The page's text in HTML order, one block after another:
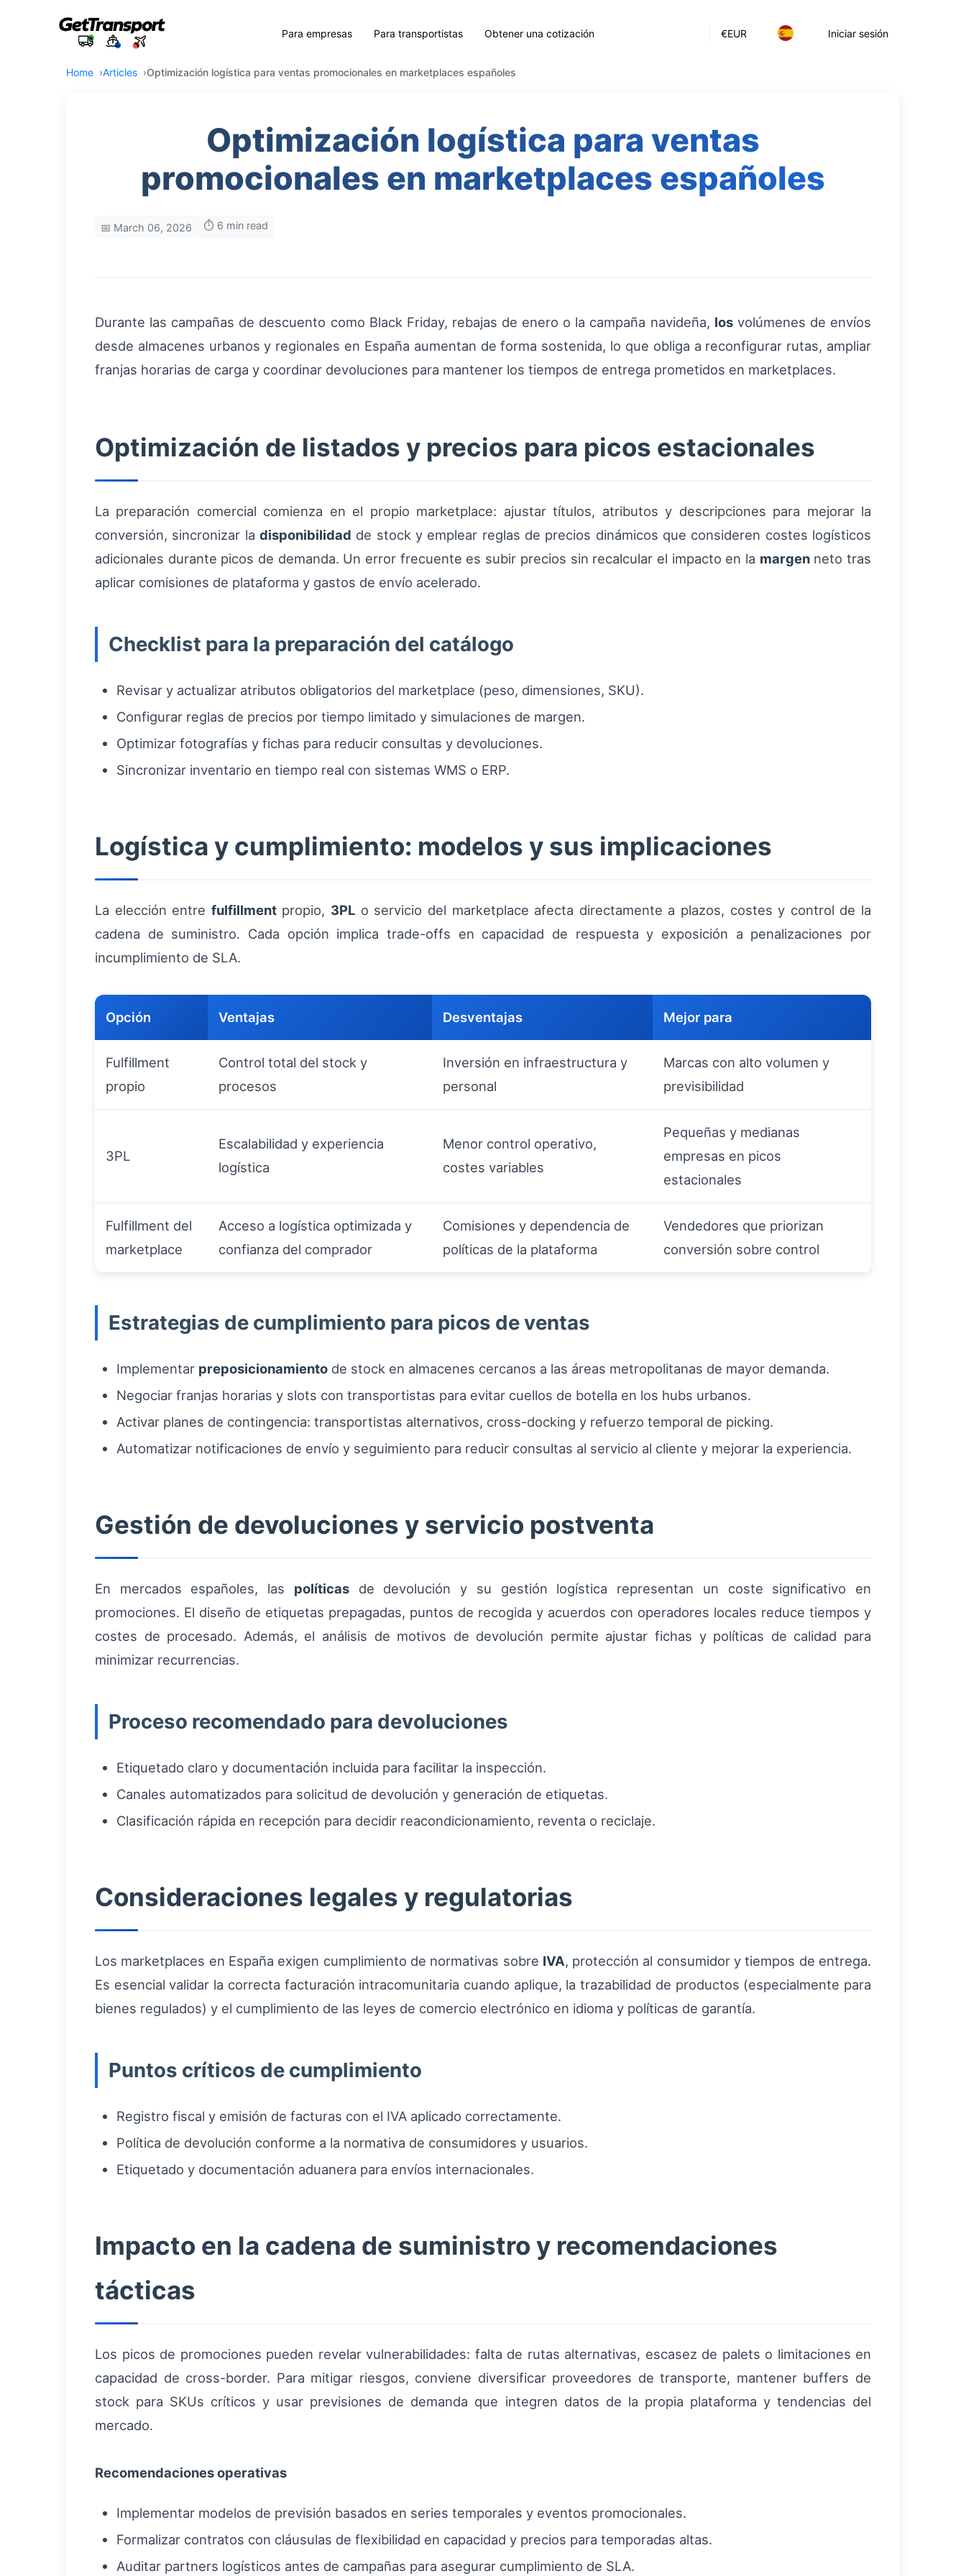
€EUR Iniciar sesión
Para empresas Para transportistas Obtener una cotización
Home Articles Optimización logística para ventas promocionales en marketplaces españoles
Optimización logística para ventas
promocionales en marketplaces españoles
📅 March 06, 2026 ⏱️ 6 min read
Durante las campañas de descuento como Black Friday, rebajas de enero o la campaña navideña, losvolúmenes de envíos
desde almacenes urbanos y regionales en España aumentan de forma sostenida, lo que obliga a reconfigurar rutas, ampliar
franjas horarias de carga y coordinar devoluciones para mantener los tiempos de entrega prometidos en marketplaces.
Optimización de listados y precios para picos estacionales
La preparación comercial comienza en el propio marketplace: ajustar títulos, atributos y descripciones para mejorar la
conversión, sincronizar la disponibilidad de stock y emplear reglas de precios dinámicos que consideren costes logísticos
adicionales durante picos de demanda. Un error frecuente es subir precios sin recalcular el impacto en la margenneto tras
aplicar comisiones de plataforma y gastos de envío acelerado.
Checklist para la preparación del catálogo
Revisar y actualizar atributos obligatorios del marketplace (peso, dimensiones, SKU).
Configurar reglas de precios por tiempo limitado y simulaciones de margen.
Optimizar fotografías y fichas para reducir consultas y devoluciones.
Sincronizar inventario en tiempo real con sistemas WMS o ERP.
Logística y cumplimiento: modelos y sus implicaciones
La elección entre fulfillmentpropio, 3PL o servicio del marketplace afecta directamente a plazos, costes y control de la
cadena de suministro. Cada opción implica trade-offs en capacidad de respuesta y exposición a penalizaciones por
incumplimiento de SLA.
Opción Ventajas Desventajas Mejor para
Fulfillment
propio
Control total del stock y
procesos
Inversión en infraestructura y
personal
Marcas con alto volumen y
previsibilidad
3PL
Escalabilidad y experiencia
logística
Menor control operativo,
costes variables
Pequeñas y medianas
empresas en picos
estacionales
Fulfillment del
marketplace
Acceso a logística optimizada y
confianza del comprador
Comisiones y dependencia de
políticas de la plataforma
Vendedores que priorizan
conversión sobre control
Estrategias de cumplimiento para picos de ventas
Implementar preposicionamiento de stock en almacenes cercanos a las áreas metropolitanas de mayor demanda.
Negociar franjas horarias y slots con transportistas para evitar cuellos de botella en los hubs urbanos.
Activar planes de contingencia: transportistas alternativos, cross-docking y refuerzo temporal de picking.
Automatizar notificaciones de envío y seguimiento para reducir consultas al servicio al cliente y mejorar la experiencia.
Gestión de devoluciones y servicio postventa
En mercados españoles, las políticasde devolución y su gestión logística representan un coste significativo en
promociones. El diseño de etiquetas prepagadas, puntos de recogida y acuerdos con operadores locales reduce tiempos y
costes de procesado. Además, el análisis de motivos de devolución permite ajustar fichas y políticas de calidad para
minimizar recurrencias.
Proceso recomendado para devoluciones
Etiquetado claro y documentación incluida para facilitar la inspección.
Canales automatizados para solicitud de devolución y generación de etiquetas.
Clasificación rápida en recepción para decidir reacondicionamiento, reventa o reciclaje.
Consideraciones legales y regulatorias
Los marketplaces en España exigen cumplimiento de normativas sobre IVA, protección al consumidor y tiempos de entrega.
Es esencial validar la correcta facturación intracomunitaria cuando aplique, la trazabilidad de productos (especialmente para
bienes regulados) y el cumplimiento de las leyes de comercio electrónico en idioma y políticas de garantía.
Puntos críticos de cumplimiento
Registro fiscal y emisión de facturas con el IVA aplicado correctamente.
Política de devolución conforme a la normativa de consumidores y usuarios.
Etiquetado y documentación aduanera para envíos internacionales.
Impacto en la cadena de suministro y recomendaciones
tácticas
Los picos de promociones pueden revelar vulnerabilidades: falta de rutas alternativas, escasez de palets o limitaciones en
capacidad de cross-border. Para mitigar riesgos, conviene diversificar proveedores de transporte, mantener buffers de
stock para SKUs críticos y usar previsiones de demanda que integren datos de la propia plataforma y tendencias del
mercado.
Recomendaciones operativas
Implementar modelos de previsión basados en series temporales y eventos promocionales.
Formalizar contratos con cláusulas de flexibilidad en capacidad y precios para temporadas altas.
Auditar partners logísticos antes de campañas para asegurar cumplimiento de SLA.